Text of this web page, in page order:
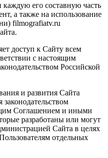
его составную часть
а также на использование
filmografiatv.ru
доступ к Сайту всем
с настоящим
Российской
и развития Сайта
Соглашением и иными
разработаны или могут
Сайта в целях
отдельных